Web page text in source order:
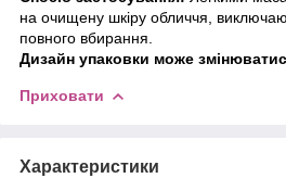
на очищену шкіру обличчя,
повного вбирання.
Дизайн упаковки може
Приховати
Характеристики